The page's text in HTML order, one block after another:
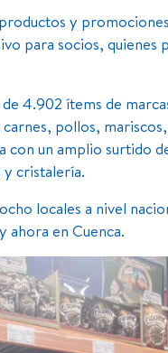
y
para socios, quienes
4.902 ítems de
pollos,
con un amplio surtido
cristalería.
locales a nivel
ahora en Cuenca.